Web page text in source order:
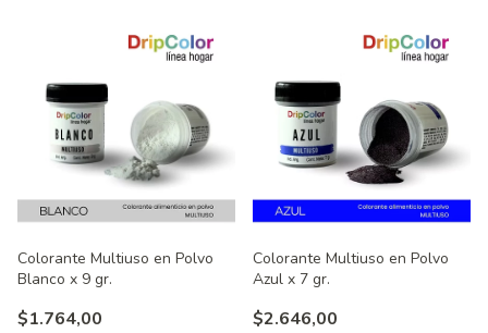
Colorante Multiuso en Polvo
Blanco x 9 gr.
$1.764,00
Colorante Multiuso en Polvo
Azul x 7 gr.
$2.646,00